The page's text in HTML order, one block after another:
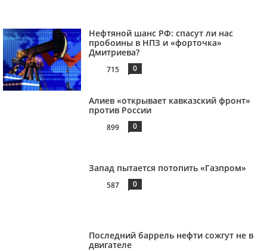
Нефтяной шанс РФ: спасут ли нас
пробоины в НПЗ и «форточка»
Дмитриева?
715 0
Алиев «открывает кавказский фронт»
против России
899 0
Запад пытается потопить «Газпром»
587 0
Последний баррель нефти сожгут не в
двигателе